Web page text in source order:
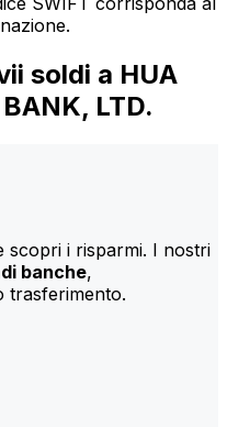
soldi a HUA
LTD.
scopri i risparmi. I nostri
banche,
trasferimento.